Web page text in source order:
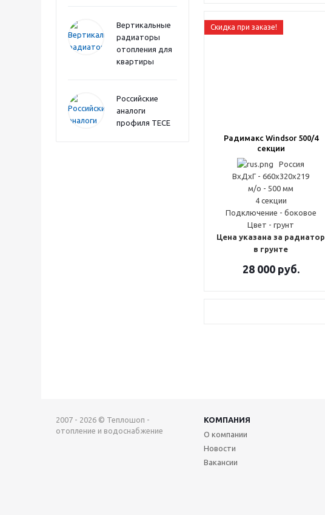
Вертикальные
радиаторы
отопления для
квартиры
Российские
аналоги
профиля TECE
Скидка при заказе!
Радимакс Windsor 500/4
секции
Россия
ВxДxГ - 660x320x219
м/о - 500 мм
4 секции
Подключение - боковое
Цвет - грунт
Цена указана за радиатор
в грунте
28 000руб.
2007 - 2026 © Теплошоп -
отопление и водоснабжение
КОМПАНИЯ
О компании
Новости
Вакансии